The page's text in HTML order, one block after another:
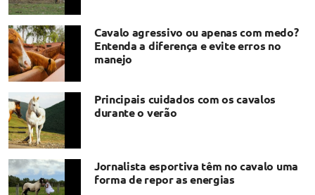
Cavalo agressivo ou apenas com medo?
Entenda a diferença e evite erros no
manejo
Principais cuidados com os cavalos
durante o verão
Jornalista esportiva têm no cavalo uma
forma de repor as energias